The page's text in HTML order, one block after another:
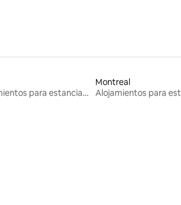
Alojamientos para estancias largas
Montreal